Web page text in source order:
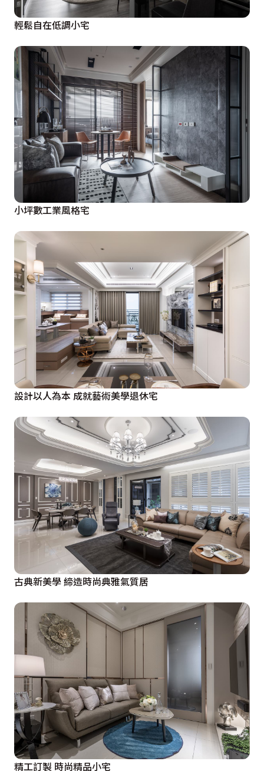
輕鬆自在低調小宅
小坪數工業風格宅
設計以人為本 成就藝術美學退休宅
古典新美學 締造時尚典雅氣質居
精工訂製 時尚精品小宅